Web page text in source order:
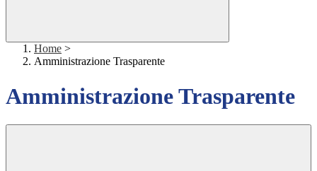
Home >
Amministrazione Trasparente
Amministrazione Trasparente